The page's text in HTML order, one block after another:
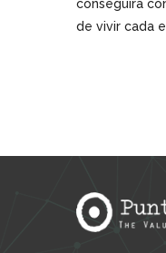
conseguirá
de vivir cada